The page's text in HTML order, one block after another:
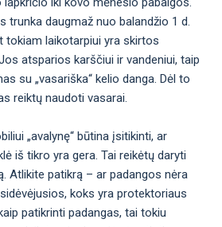
trunka daugmaž nuo balandžio 1 d.
tokiam laikotarpiui yra skirtos
atsparios karščiui ir vandeniui, taip
su „vasariška“ kelio danga. Dėl to
reiktų naudoti vasarai.
„avalynę“ būtina įsitikinti, ar
iš tikro yra gera. Tai reikėtų daryti
Atlikite patikrą – ar padangos nėra
koks yra protektoriaus
patikrinti padangas, tai tokiu